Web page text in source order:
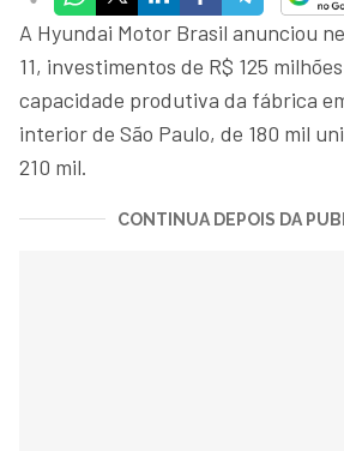
A Hyundai Motor Brasil anunciou
11, investimentos de R$ 125
capacidade produtiva da fábrica
interior de São Paulo, de 180 mil
210 mil.
CONTINUA DEPOIS DA